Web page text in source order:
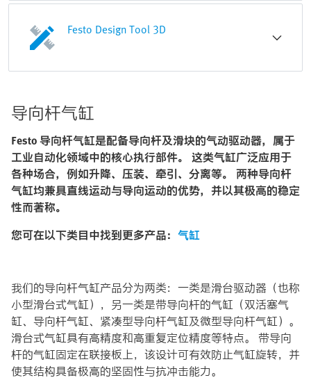
Festo Design Tool 3D
导向杆气缸
Festo 导向杆气缸是配备导向杆及滑块的气动驱动器，属于
工业自动化领域中的核心执行部件。 这类气缸广泛应用于
各种场合，例如升降、压装、牵引、分离等。 两种导向杆
气缸均兼具直线运动与导向运动的优势，并以其极高的稳定
性而著称。
您可在以下类目中找到更多产品： 气缸
我们的导向杆气缸产品分为两类：一类是滑台驱动器（也称
小型滑台式气缸），另一类是带导向杆的气缸（双活塞气
缸、导向杆气缸、紧凑型导向杆气缸及微型导向杆气缸）。
滑台式气缸具有高精度和高重复定位精度等特点。 带导向
杆的气缸固定在联接板上，该设计可有效防止气缸旋转，并
使其结构具备极高的坚固性与抗冲击能力。